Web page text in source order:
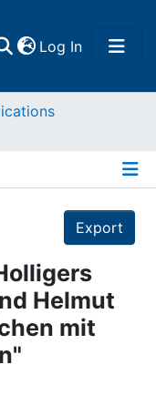
Log In(current)
Export
Helmut
mit